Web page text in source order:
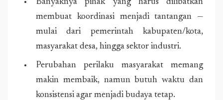
Banyaknya pihak yang harus dilibatkan
membuat koordinasi menjadi tantangan —
mulai dari pemerintah kabupaten/kota,
masyarakat desa, hingga sektor industri.
Perubahan perilaku masyarakat memang
makin membaik, namun butuh waktu dan
konsistensi agar menjadi budaya tetap.